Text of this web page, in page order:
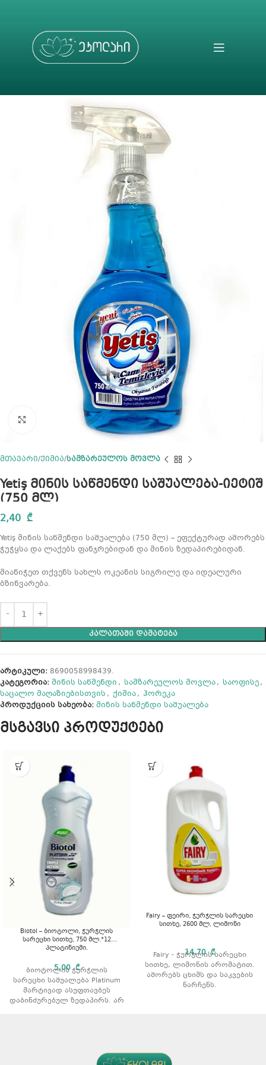
Click to enlarge
მთავარი ქიმია სამზარეულოს მოვლა
Yetiş მინის საწმენდი საშუალება-იეტიშ
(750 მლ)
2,40 ₾
Yetiş მინის საწმენდი საშუალება (750 მლ) – ეფექტურად აშორებს
ჭუჭყსა და ლაქებს ფანჯრებიდან და მინის ზედაპირებიდან.
მიანიჭეთ თქვენს სახლს ოკეანის სიგრილე და იდეალური
ბზინვარება.
ᲙᲐᲚᲐᲗᲐᲨᲘ ᲓᲐᲛᲐᲢᲔᲑᲐ
არტიკული: 8690058998439.
კატეგორია: მინის საწმენდი , სამზარეულოს მოვლა, საოფისე,
საცალო მაღაზიებისთვის , ქიმია, ჰორეკა
პროდუქციის სახეობა: მინის საწმენდი საშუალება
მსგავსი პროდუქტები
Biotol – ბიოტოლი, ჭურჭლის
სარეცხი სითხე, 750 მლ.*12
პლატინიუმი.
5,00₾
ბიოტოლის ჭურჭლის
სარეცხი საშუალება Platinum
მარტივად ასუფთავბეს
დაბინძურებულ ზედაპირს. არ
და ალკოჰოლის გარეშე,
კანისთვის შესაბამისი pH
Fairy – ფეირი, ჭურჭლის სარეცხი
სითხე, 2600 მლ, ლიმონი
14,70₾
Fairy - ჭურჭლის სარეცხი
სითხე, ლიმონის არომატით.
აშორებს ცხიმს და საკვების
ნარჩენს.